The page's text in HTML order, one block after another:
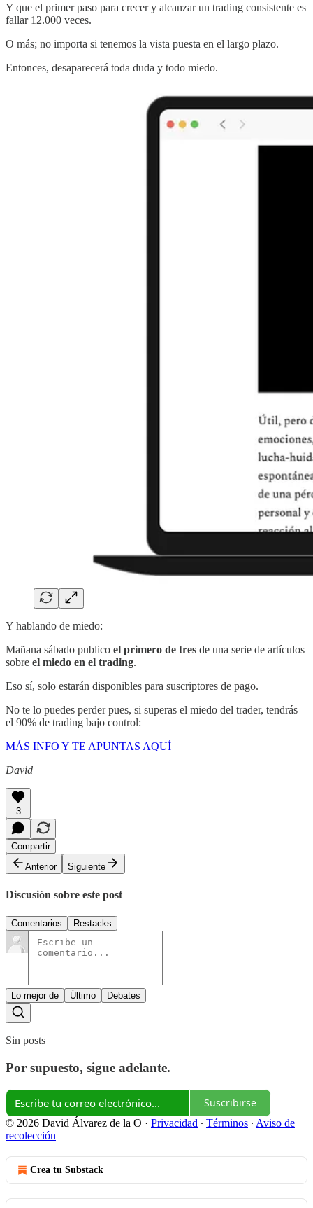
Y que el primer paso para crecer y alcanzar un trading consistente es
fallar 12.000 veces.
O más; no importa si tenemos la vista puesta en el largo plazo.
Entonces, desaparecerá toda duda y todo miedo.
Y hablando de miedo:
Mañana sábado publico el primero de tres de una serie de artículos
sobre el miedo en el trading.
Eso sí, solo estarán disponibles para suscriptores de pago.
No te lo puedes perder pues, si superas el miedo del trader, tendrás
el 90% de trading bajo control:
MÁS INFO Y TE APUNTAS AQUÍ
David
3
Compartir
Anterior
Siguiente
Discusión sobre este post
Comentarios Restacks
Lo mejor de Último Debates
Sin posts
Por supuesto, sigue adelante.
Suscribirse
© 2026 David Álvarez de la O · Privacidad ∙ Términos ∙ Aviso de
recolección
Crea tu Substack